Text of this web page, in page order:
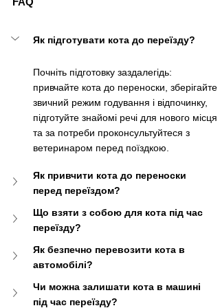
Як підготувати кота до переїзду?
Почніть підготовку заздалегідь:
привчайте кота до переноски, зберігайте
звичний режим годування і відпочинку,
підготуйте знайомі речі для нового місця
та за потреби проконсультуйтеся з
ветеринаром перед поїздкою.
Як привчити кота до переноски
перед переїздом?
Що взяти з собою для кота під час
переїзду?
Як безпечно перевозити кота в
Чи можна залишати кота в машині
під час переїзду?